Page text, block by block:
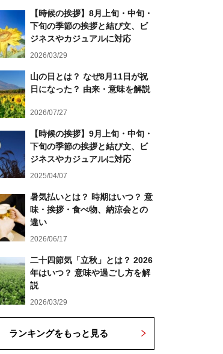
【時候の挨拶】8月上旬・中旬・
下旬の季節の挨拶と結び文、ビ
ジネスやカジュアルに対応
2026/03/29
山の日とは？ なぜ8月11日が祝
日になった？ 由来・意味を解説
2026/07/27
【時候の挨拶】9月上旬・中旬・
下旬の季節の挨拶と結び文、ビ
ジネスやカジュアルに対応
2025/04/07
暑気払いとは？ 時期はいつ？ 意
味・挨拶・食べ物、納涼会との
違い
2026/06/17
二十四節気「立秋」とは？ 2026
年はいつ？ 意味や過ごし方を解
説
2026/03/29
ランキングをもっと見る